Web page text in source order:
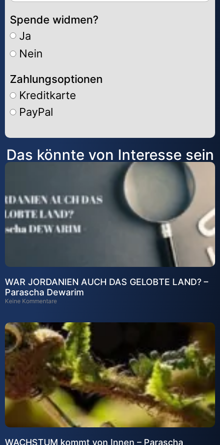
Spende widmen?
Ja
Nein
Zahlungsoptionen
Kreditkarte
PayPal
Alternative:
Das könnte von Interesse sein
WAR JORDANIEN AUCH DAS GELOBTE LAND? –
Parascha Dewarim
Keine Kommentare
WACHSTUM kommt von Innen – Parascha